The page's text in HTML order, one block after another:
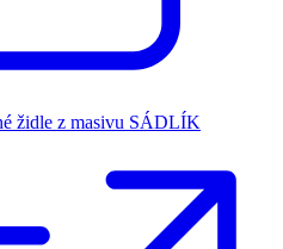
židle z masivu SÁDLÍK